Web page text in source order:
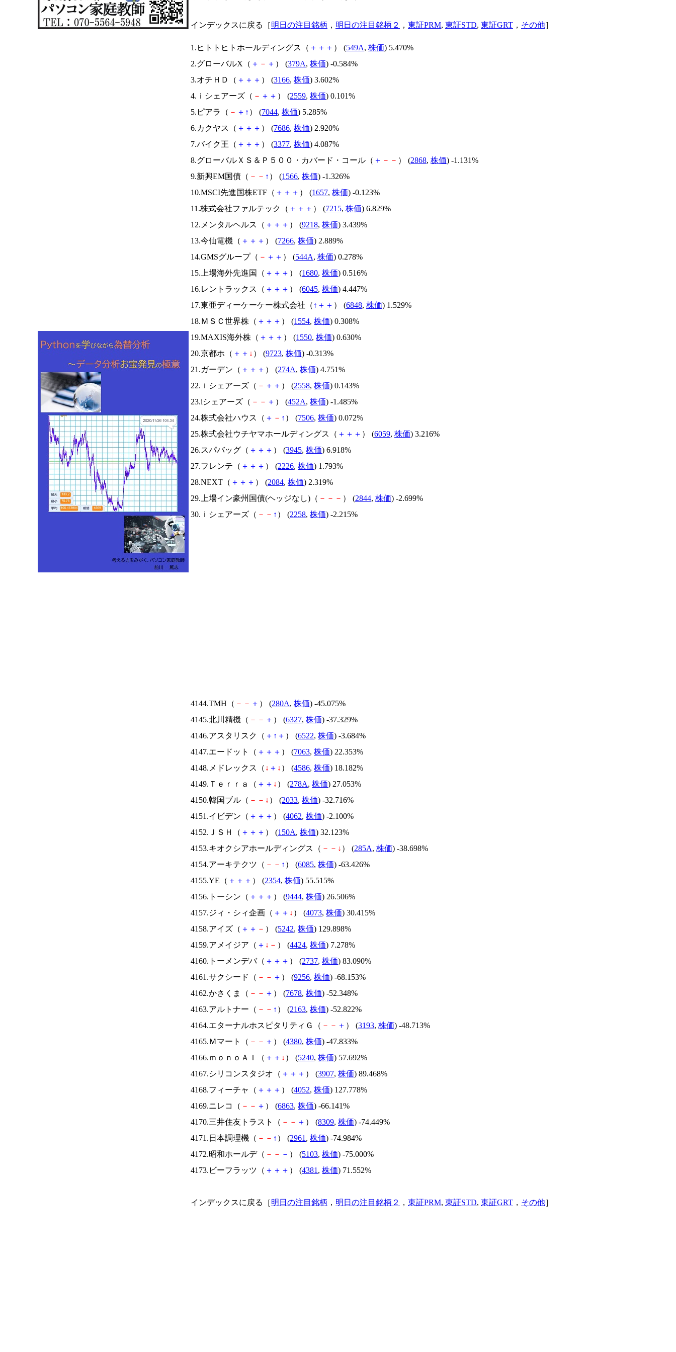
インデックスに戻る［明日の注目銘柄 ， 明日の注目銘柄２ ， 東証PRM, 東証STD, 東証GRT ， その他］
1.ヒトトヒトホールディングス（ ＋ ＋ ＋ ） (549A, 株価) 5.470%
2.グローバルX（ ＋ － ＋ ） (379A, 株価) -0.584%
3.オチＨＤ（ ＋ ＋ ＋ ） (3166, 株価) 3.602%
4.ｉシェアーズ（ － ＋ ＋ ） (2559, 株価) 0.101%
5.ピアラ（ － ＋ ↑ ） (7044, 株価) 5.285%
6.カクヤス（ ＋ ＋ ＋ ） (7686, 株価) 2.920%
7.バイク王（ ＋ ＋ ＋ ） (3377, 株価) 4.087%
8.グローバルＸＳ＆Ｐ５００・カバード・コール（ ＋ － － ） (2868, 株価) -1.131%
9.新興EM国債（ － － ↑ ） (1566, 株価) -1.326%
10.MSCI先進国株ETF（ ＋ ＋ ＋ ） (1657, 株価) -0.123%
11.株式会社ファルテック（ ＋ ＋ ＋ ） (7215, 株価) 6.829%
12.メンタルヘルス（ ＋ ＋ ＋ ） (9218, 株価) 3.439%
13.今仙電機（ ＋ ＋ ＋ ） (7266, 株価) 2.889%
14.GMSグループ（ － ＋ ＋ ） (544A, 株価) 0.278%
15.上場海外先進国（ ＋ ＋ ＋ ） (1680, 株価) 0.516%
16.レントラックス（ ＋ ＋ ＋ ） (6045, 株価) 4.447%
17.東亜ディーケーケー株式会社（ ↑ ＋ ＋ ） (6848, 株価) 1.529%
18.ＭＳＣ世界株（ ＋ ＋ ＋ ） (1554, 株価) 0.308%
19.MAXIS海外株（ ＋ ＋ ＋ ） (1550, 株価) 0.630%
20.京都ホ（ ＋ ＋ ↓ ） (9723, 株価) -0.313%
21.ガーデン（ ＋ ＋ ＋ ） (274A, 株価) 4.751%
22.ｉシェアーズ（ － ＋ ＋ ） (2558, 株価) 0.143%
23.iシェアーズ（ － － ＋ ） (452A, 株価) -1.485%
24.株式会社ハウス（ ＋ － ↑ ） (7506, 株価) 0.072%
25.株式会社ウチヤマホールディングス（ ＋ ＋ ＋ ） (6059, 株価) 3.216%
26.スパバッグ（ ＋ ＋ ＋ ） (3945, 株価) 6.918%
27.フレンテ（ ＋ ＋ ＋ ） (2226, 株価) 1.793%
28.NEXT（ ＋ ＋ ＋ ） (2084, 株価) 2.319%
29.上場イン豪州国債(ヘッジなし)（ － － － ） (2844, 株価) -2.699%
30.ｉシェアーズ（ － － ↑ ） (2258, 株価) -2.215%
4144.TMH（ － － ＋ ） (280A, 株価) -45.075%
4145.北川精機（ － － ＋ ） (6327, 株価) -37.329%
4146.アスタリスク（ ＋ ↑ ＋ ） (6522, 株価) -3.684%
4147.エードット（ ＋ ＋ ＋ ） (7063, 株価) 22.353%
4148.メドレックス（ ↓ ＋ ↓ ） (4586, 株価) 18.182%
4149.Ｔｅｒｒａ（ ＋ ＋ ↓ ） (278A, 株価) 27.053%
4150.韓国ブル（ － － ↓ ） (2033, 株価) -32.716%
4151.イビデン（ ＋ ＋ ＋ ） (4062, 株価) -2.100%
4152.ＪＳＨ（ ＋ ＋ ＋ ） (150A, 株価) 32.123%
4153.キオクシアホールディングス（ － － ↓ ） (285A, 株価) -38.698%
4154.アーキテクツ（ － － ↑ ） (6085, 株価) -63.426%
4155.YE（ ＋ ＋ ＋ ） (2354, 株価) 55.515%
4156.トーシン（ ＋ ＋ ＋ ） (9444, 株価) 26.506%
4157.ジィ・シィ企画（ ＋ ＋ ↓ ） (4073, 株価) 30.415%
4158.アイズ（ ＋ ＋ － ） (5242, 株価) 129.898%
4159.アメイジア（ ＋ ↓ － ） (4424, 株価) 7.278%
4160.トーメンデバ（ ＋ ＋ ＋ ） (2737, 株価) 83.090%
4161.サクシード（ － － ＋ ） (9256, 株価) -68.153%
4162.かさくま（ － － ＋ ） (7678, 株価) -52.348%
4163.アルトナー（ － － ↑ ） (2163, 株価) -52.822%
4164.エターナルホスピタリティＧ（ － － ＋ ） (3193, 株価) -48.713%
4165.Ｍマート（ － － ＋ ） (4380, 株価) -47.833%
4166.ｍｏｎｏＡＩ（ ＋ ＋ ↓ ） (5240, 株価) 57.692%
4167.シリコンスタジオ（ ＋ ＋ ＋ ） (3907, 株価) 89.468%
4168.フィーチャ（ ＋ ＋ ＋ ） (4052, 株価) 127.778%
4169.ニレコ（ － － ＋ ） (6863, 株価) -66.141%
4170.三井住友トラスト（ － － ＋ ） (8309, 株価) -74.449%
4171.日本調理機（ － － ↑ ） (2961 , 株価) -74.984%
4172.昭和ホールデ（ － － － ） (5103, 株価) -75.000%
4173.ビーフラッツ（ ＋ ＋ ＋ ） (4381 , 株価) 71.552%
インデックスに戻る［明日の注目銘柄 ， 明日の注目銘柄２ ， 東証PRM, 東証STD, 東証GRT ， その他］